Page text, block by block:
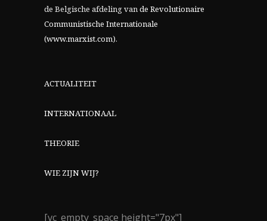
de Belgische afdeling vande Revolutionaire
Communistische Internationale
(www.marxist.com).
ACTUALITEIT
INTERNATIONAAL
THEORIE
WIE ZIJN WIJ?
[vc_empty_space height="7px"]